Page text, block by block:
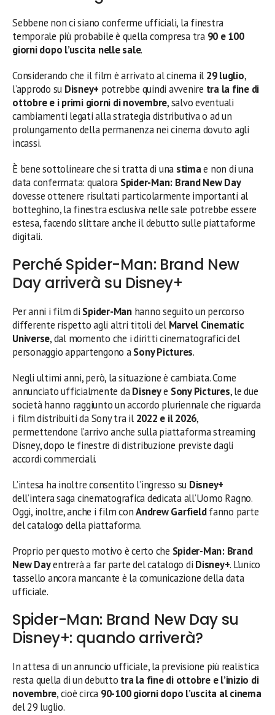
Sebbene non ci siano conferme ufficiali, la finestra
temporale più probabile è quella compresa tra 90 e 100
giorni dopo l’uscita nelle sale.
Considerando che il film è arrivato al cinema il 29 luglio,
l’approdo su Disney+ potrebbe quindi avvenire tra la fine di
ottobre e i primi giorni di novembre, salvo eventuali
cambiamenti legati alla strategia distributiva o ad un
prolungamento della permanenza nei cinema dovuto agli
incassi.
È bene sottolineare che si tratta di una stimae non di una
data confermata: qualora Spider-Man: Brand New Day
dovesse ottenere risultati particolarmente importanti al
botteghino, la finestra esclusiva nelle sale potrebbe essere
estesa, facendo slittare anche il debutto sulle piattaforme
digitali.
Perché Spider-Man: Brand New
Day arriverà su Disney+
Per anni i film di Spider-Manhanno seguito un percorso
differente rispetto agli altri titoli del Marvel Cinematic
Universe, dal momento che i diritti cinematografici del
personaggio appartengono aSony Pictures.
Negli ultimi anni, però, la situazione è cambiata. Come
annunciato ufficialmente daDisneye Sony Pictures, le due
società hanno raggiunto un accordo pluriennale che riguarda
i film distribuiti da Sony tra il 2022 e il 2026,
permettendone l’arrivo anche sulla piattaforma streaming
Disney, dopo le finestre di distribuzione previste dagli
accordi commerciali.
L’intesa ha inoltre consentito l’ingresso su Disney+
dell’intera saga cinematografica dedicata all’Uomo Ragno.
Oggi, inoltre, anche i film conAndrew Garfieldfanno parte
del catalogo della piattaforma.
Proprio per questo motivo è certo che Spider-Man: Brand
New Dayentrerà a far parte del catalogo di Disney+. L’unico
tassello ancora mancante è la comunicazione della data
ufficiale.
Spider-Man: Brand New Day su
Disney+: quando arriverà?
In attesa di un annuncio ufficiale, la previsione più realistica
resta quella di un debutto tra la fine di ottobre e l’inizio di
novembre, cioè circa 90-100 giorni dopo l’uscita al cinema
del 29 luglio.